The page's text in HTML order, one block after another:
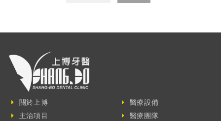
關於上博
主治項目
醫療設備
醫療團隊